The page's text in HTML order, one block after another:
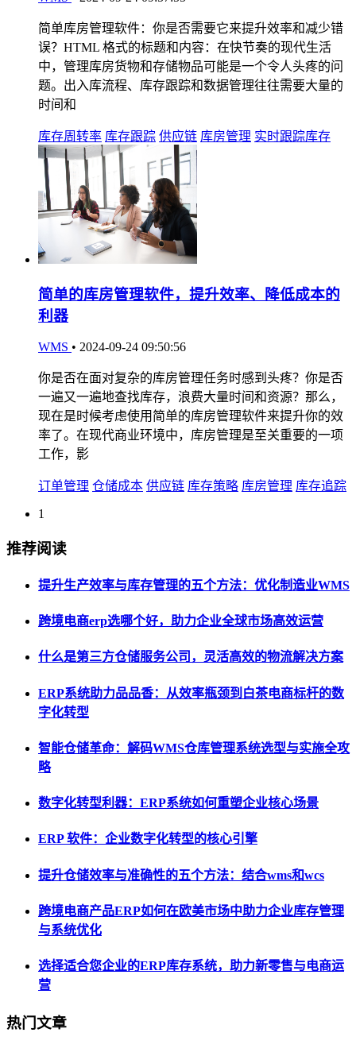
简单库房管理软件：你是否需要它来提升效率和减少错
误？HTML 格式的标题和内容：在快节奏的现代生活
中，管理库房货物和存储物品可能是一个令人头疼的问
题。出入库流程、库存跟踪和数据管理往往需要大量的
时间和
库存周转率 库存跟踪 供应链 库房管理 实时跟踪库存
简单的库房管理软件，提升效率、降低成本的
利器
WMS • 2024-09-24 09:50:56
你是否在面对复杂的库房管理任务时感到头疼？你是否
一遍又一遍地查找库存，浪费大量时间和资源？那么，
现在是时候考虑使用简单的库房管理软件来提升你的效
率了。在现代商业环境中，库房管理是至关重要的一项
工作，影
订单管理 仓储成本 供应链 库存策略 库房管理 库存追踪
1
推荐阅读
提升生产效率与库存管理的五个方法：优化制造业WMS
跨境电商erp选哪个好，助力企业全球市场高效运营
什么是第三方仓储服务公司，灵活高效的物流解决方案
ERP系统助力品品香：从效率瓶颈到白茶电商标杆的数
字化转型
智能仓储革命：解码WMS仓库管理系统选型与实施全攻
略
数字化转型利器：ERP系统如何重塑企业核心场景
ERP 软件：企业数字化转型的核心引擎
提升仓储效率与准确性的五个方法：结合wms和wcs
跨境电商产品ERP如何在欧美市场中助力企业库存管理
与系统优化
选择适合您企业的ERP库存系统，助力新零售与电商运
营
热门文章